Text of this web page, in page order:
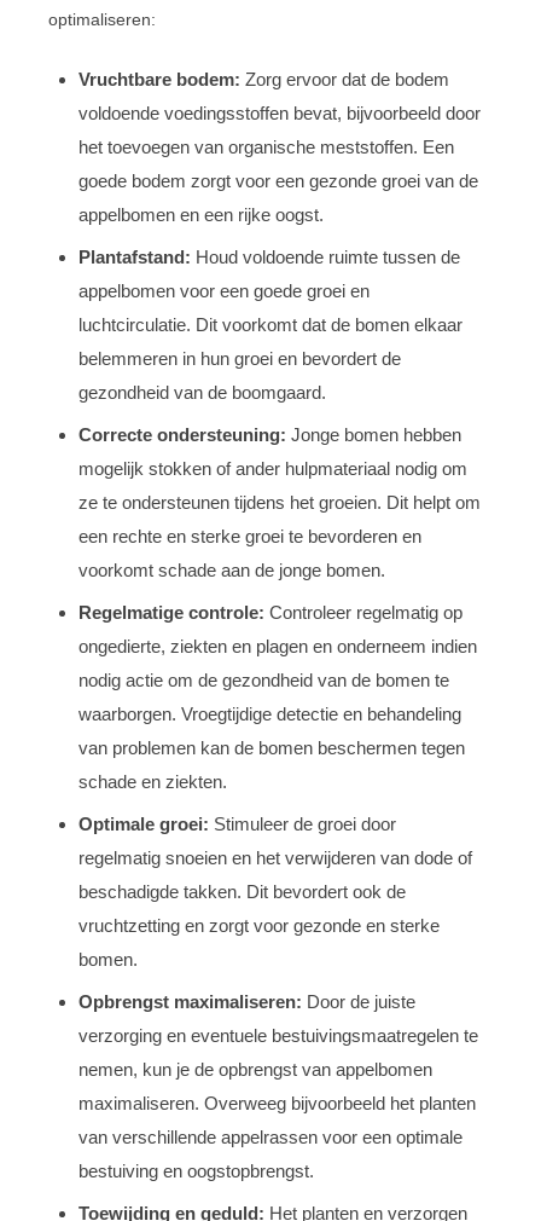
optimaliseren:
Vruchtbare bodem: Zorg ervoor dat de bodem
voldoende voedingsstoffen bevat, bijvoorbeeld door
het toevoegen van organische meststoffen. Een
goede bodem zorgt voor een gezonde groei van de
appelbomen en een rijke oogst.
Plantafstand: Houd voldoende ruimte tussen de
appelbomen voor een goede groei en
luchtcirculatie. Dit voorkomt dat de bomen elkaar
belemmeren in hun groei en bevordert de
gezondheid van de boomgaard.
Correcte ondersteuning: Jonge bomen hebben
mogelijk stokken of ander hulpmateriaal nodig om
ze te ondersteunen tijdens het groeien. Dit helpt om
een rechte en sterke groei te bevorderen en
voorkomt schade aan de jonge bomen.
Regelmatige controle: Controleer regelmatig op
ongedierte, ziekten en plagen en onderneem indien
nodig actie om de gezondheid van de bomen te
waarborgen. Vroegtijdige detectie en behandeling
van problemen kan de bomen beschermen tegen
schade en ziekten.
Optimale groei: Stimuleer de groei door
regelmatig snoeien en het verwijderen van dode of
beschadigde takken. Dit bevordert ook de
vruchtzetting en zorgt voor gezonde en sterke
bomen.
Opbrengst maximaliseren: Door de juiste
verzorging en eventuele bestuivingsmaatregelen te
nemen, kun je de opbrengst van appelbomen
maximaliseren. Overweeg bijvoorbeeld het planten
van verschillende appelrassen voor een optimale
bestuiving en oogstopbrengst.
Toewijding en geduld: Het planten en verzorgen